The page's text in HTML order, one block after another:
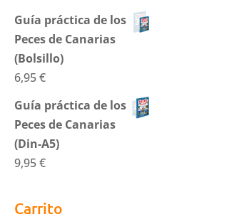
Guía práctica de los
Peces de Canarias
(Bolsillo)
6,95€
Guía práctica de los
Peces de Canarias
(Din-A5)
9,95€
Carrito